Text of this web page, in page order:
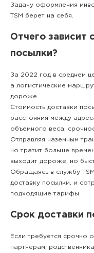
Задачу оформления
TSM берет на себя.
Отчего зависит
посылки?
За 2022 год в среднем
а логистические
дороже.
Стоимость доставки
расстояния между
объемного веса,
Отправляя наземным
но тратит больше
выходит дороже, но
Обращаясь в службу
доставку посылки, и
подходящие тарифы.
Срок доставки
Если требуется срочно
партнерам,